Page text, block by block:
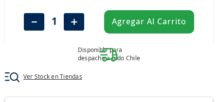
＋
－ Agregar Al Carrito
Disponible para
despacho a todo Chile
Ver Stock en Tiendas
aceite